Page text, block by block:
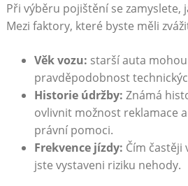
Při výběru pojištění se zamyslete,
Mezi faktory, které byste měli
Věk vozu: starší auta
pravděpodobnost
Historie údržby: Známá
ovlivnit možnost reklamace
právní pomoci.
Frekvence jízdy: Čím častěji
jste vystaveni riziku nehody.